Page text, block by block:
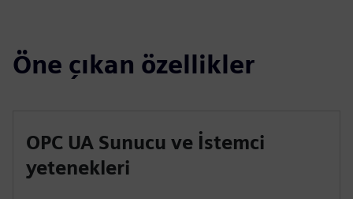
Öne çıkan özellikler
OPC UA Sunucu ve İstemci
yetenekleri